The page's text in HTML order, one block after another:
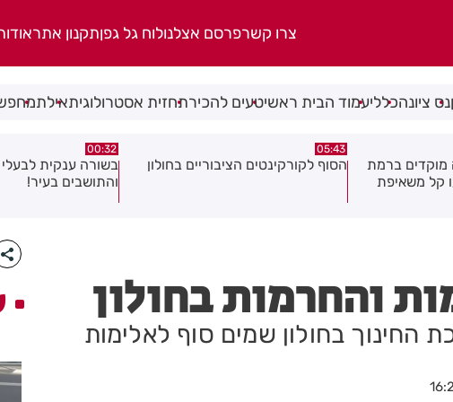
צרו קשרפרסם אצלנולוח גל גפןתקנון אתר
נס ציונהכלליעמוד הבית ראשיטעים להכירתחזית אסטרולוגיתאילת
בחולון
00:32
בשורה ענקית לבעלי העסקים
06.08.26
תושב בת ים נעצר
של צעירה בת 18
והחרמות בחולון
החינוך בחולון שמים סוף לאלימות